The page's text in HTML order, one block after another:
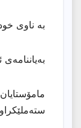
بە ناوی
ستەملێكراو